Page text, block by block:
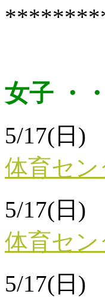
女子 ・
5/17(日)
体育セン
5/17(日)
体育セン
5/17(日)